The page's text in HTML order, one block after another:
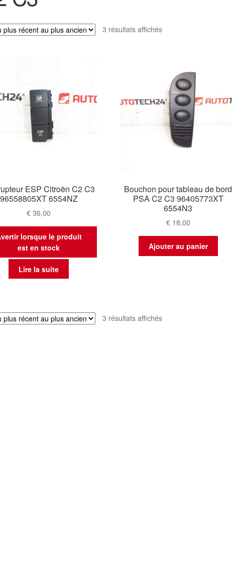
3 résultats affichésTrié
plus
ancien
ESP Citroën C2 C3
96558805XT 6554NZ
€ 36,00
lorsque le produit
est en stock
Lire la suite
Bouchon pour tableau de bord
PSA C2 C3 96405773XT
6554N3
€18,00
Ajouter au panier
3 résultats affichésTrié